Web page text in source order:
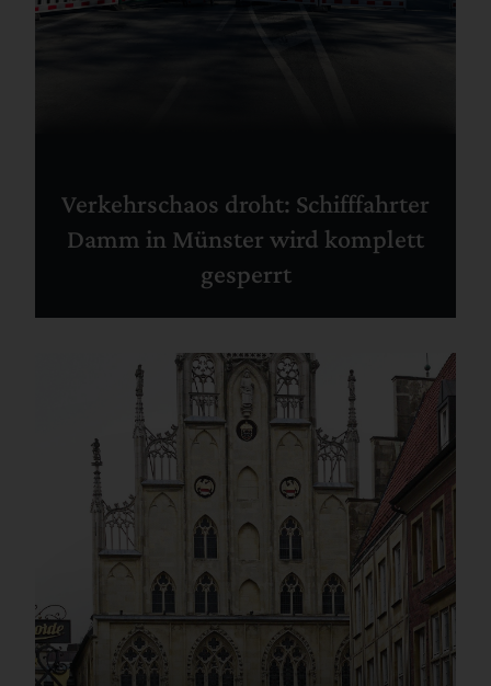
Verkehrschaos droht: Schifffahrter
Damm in Münster wird komplett
gesperrt